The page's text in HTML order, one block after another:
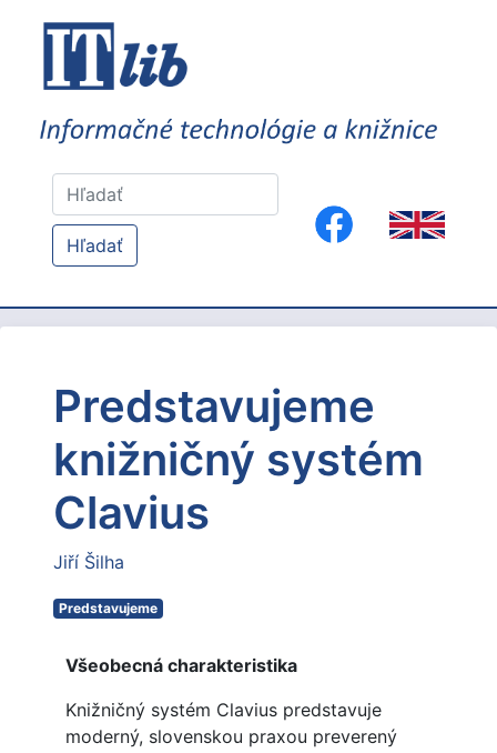
Hľadať
Predstavujeme
knižničný systém
Clavius
Jiří Šilha
Predstavujeme
Všeobecná charakteristika
Knižničný systém Clavius predstavuje
moderný, slovenskou praxou preverený